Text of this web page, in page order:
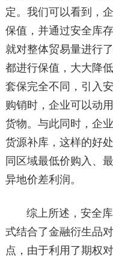
定。我们可以看到，
保值，并通过安全库
就对整体贸易量进行
都进行保值，大大降
套保完全不同，引入
购销时，企业可以动
货物。与此同时，企
货源补库，这样的好
同区域最低价购入、
异地价差利润。
综上所述，安全
式结合了金融衍生品
点，由于利用了期权